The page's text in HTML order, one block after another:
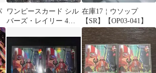
ワンピースカード シル
バーズ・レイリー 4枚
在庫17￤ウソップ
【SR】【OP03-041】